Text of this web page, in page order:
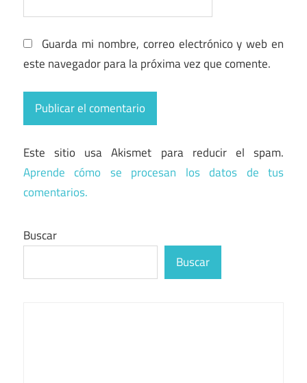
Guarda mi nombre, correo electrónico y web en
este navegador para la próxima vez que comente.
Este sitio usa Akismet para reducir el spam.
Aprende cómo se procesan los datos de tus
comentarios.
Buscar
Buscar